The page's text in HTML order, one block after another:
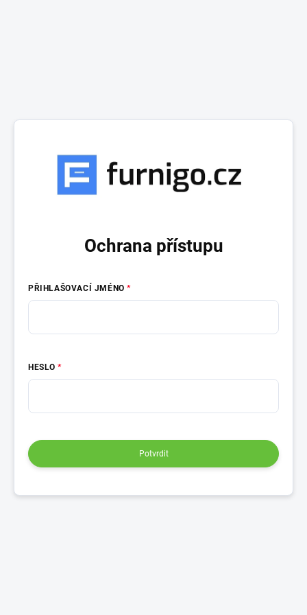
Ochrana přístupu
PŘIHLAŠOVACÍ JMÉNO
HESLO
Potvrdit